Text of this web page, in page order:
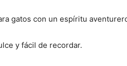
gatos con un espíritu
y fácil de recordar.